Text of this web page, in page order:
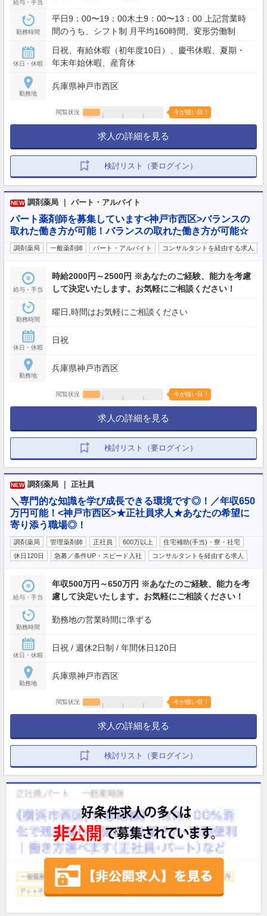
給与・手当
勤務時間
平日9：00〜19：00木土9：00〜13：00 上記営業時
間のうち、シフト制 月平均160時間、変形労働制
休日・休暇
日祝、有給休暇（初年度10日）、慶弔休暇、夏期・
年末年始休暇、産育休
勤務地
兵庫県神戸市西区
閲覧状況 今が狙い目！
求人の詳細を見る
検討リスト（要ログイン）
NEW 調剤薬局 ｜ パート・アルバイト
パート薬剤師を募集しています<神戸市西区>バランスの
取れた働き方が可能！バランスの取れた働き方が可能☆
調剤薬局 一般薬剤師 パート・アルバイト コンサルタントを経由する求人
給与・手当
時給2000円～2500円 ※あなたのご経験、能力を考慮
して決定いたします。お気軽にご相談ください！
勤務時間
曜日,時間はお気軽にご相談ください
休日・休暇
日祝
勤務地
兵庫県神戸市西区
閲覧状況 今が狙い目！
求人の詳細を見る
検討リスト（要ログイン）
NEW 調剤薬局 ｜ 正社員
＼専門的な知識を学び成長できる環境です◎！／年収650
万円可能！<神戸市西区>★正社員求人★あなたの希望に
寄り添う職場◎！
調剤薬局 管理薬剤師 正社員 600万以上
住宅補助(手当)・寮・社宅
休日120日
急募／条件UP・スピード入社 コンサルタントを経由する求人
給与・手当
年収500万円～650万円 ※あなたのご経験、能力を考
慮して決定いたします。お気軽にご相談ください！
勤務時間
勤務地の営業時間に準ずる
休日・休暇
日祝 / 週休2日制 / 年間休日120日
勤務地
兵庫県神戸市西区
閲覧状況 今が狙い目！
求人の詳細を見る
検討リスト（要ログイン）